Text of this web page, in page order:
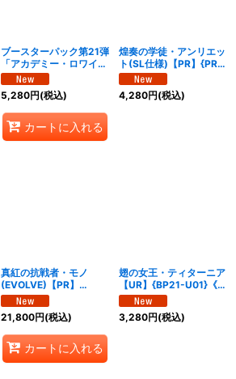
ブースターパック第21弾
「アカデミー・ロワイヤ
ル」【未開封BOX】{-}
《-》
5,280円(税込)
カートに入れる
煌奏の学徒・アンリエッ
ト(SL仕様)【PR】{PR-
565}《ニュートラル》
4,280円(税込)
真紅の抗戦者・モノ
(EVOLVE)【PR】
{BP21-PR01}《ナイト
メア》
21,800円(税込)
カートに入れる
翅の女王・ティターニア
【UR】{BP21-U01}《エ
ルフ》
3,280円(税込)